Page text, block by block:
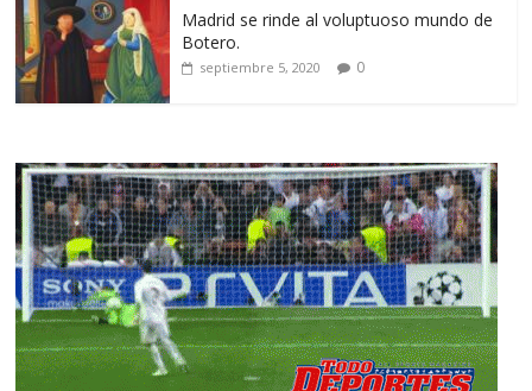
Madrid se rinde al voluptuoso mundo de
Botero.
septiembre 5, 2020 0